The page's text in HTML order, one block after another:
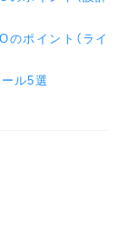
ポイント（ライ
ル5選